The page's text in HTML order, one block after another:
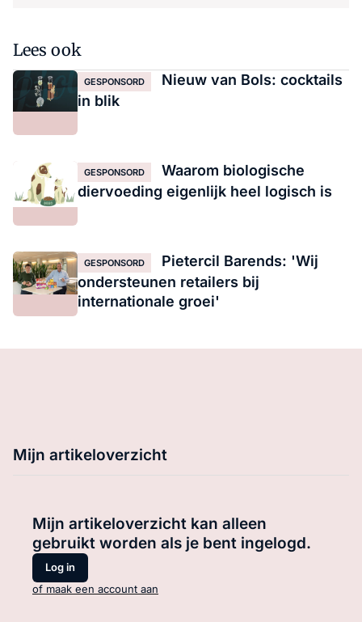
Lees ook
GESPONSORD
Nieuw van Bols: cocktails
in blik
GESPONSORD
Waarom biologische
diervoeding eigenlijk heel logisch is
GESPONSORD
Pietercil Barends: 'Wij
ondersteunen retailers bij
internationale groei'
Mijn artikeloverzicht
Mijn artikeloverzicht kan alleen
gebruikt worden als je bent ingelogd.
Log in
of maak een account aan